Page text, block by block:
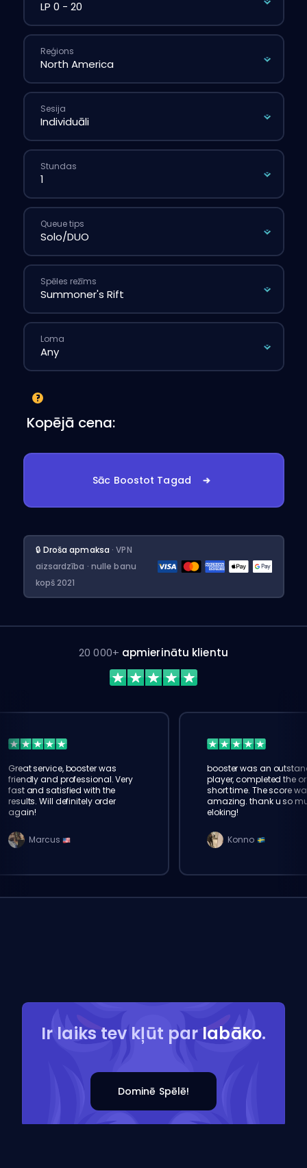
Reģions
Sesija
Stundas
Queue tips
Spēles režīms
Loma
Kopējā cena:
Sāc Boostot Tagad
🔒 Droša apmaksa · VPN
aizsardzība · nulle banu
kopš 2021
20 000+ apmierinātu klientu
Great service, booster was
friendly and professional. Very
fast and satisfied with the
results. Will definitely order
again!
Marcus
booster was an
player, completed the
short time. The score
amazing. thank u so
eloking!
Konno
Ir laiks tev kļūt par labāko.
Dominē Spēlē!